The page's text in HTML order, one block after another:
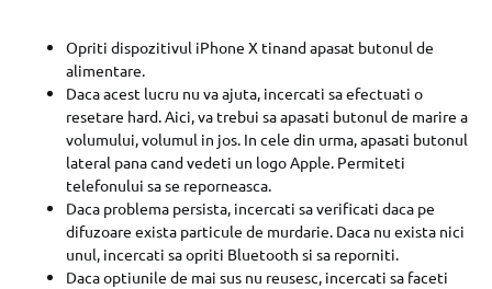
Opriti dispozitivul iPhone X tinand apasat butonul de
alimentare.
Daca acest lucru nu va ajuta, incercati sa efectuati o
resetare hard. Aici, va trebui sa apasati butonul de marire a
volumului, volumul in jos. In cele din urma, apasati butonul
lateral pana cand vedeti un logo Apple. Permiteti
telefonului sa se reporneasca.
Daca problema persista, incercati sa verificati daca pe
difuzoare exista particule de murdarie. Daca nu exista nici
unul, incercati sa opriti Bluetooth si sa reporniti.
Daca optiunile de mai sus nu reusesc, incercati sa faceti